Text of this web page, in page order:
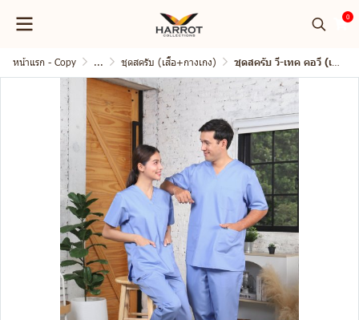
0
หน้าแรก - Copy ... ชุดสครับ (เสื้อ+กางเกง) ชุดสครับ วี-เทค คอวี (เสื้อ+กางเกง)